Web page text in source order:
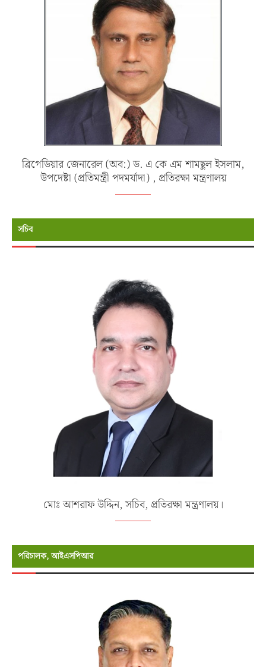
ব্রিগেডিয়ার জেনারেল (অব:) ড. এ কে এম শামছুল ইসলাম,
উপদেষ্টা (প্রতিমন্ত্রী পদমর্যাদা) , প্রতিরক্ষা মন্ত্রণালয়
সচিব
মোঃ আশরাফ উদ্দিন, সচিব, প্রতিরক্ষা মন্ত্রণালয়।
পরিচালক, আইএসপিআর